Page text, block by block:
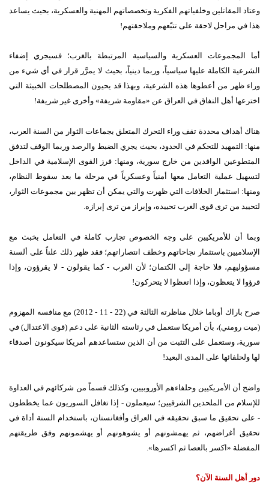
وعتاد المقاتلين وخلفياتهم الفكرية وتخصصاتهم المهنية والعسكرية، بحيث يساعد
هذا في مراحل لاحقة على تتبّعهم وملاحقتهم !
أما المجموعات العسكرية والسياسية المرتبطة بالغرب؛ فسيجري إضفاء
الشرعية الكاملة عليها سياسياً، وربما دينياً، بحيث لا يمرَّر قرار في أي شيء من
وراء ظهر من أعطوها هذه الشرعية، وبهذا قد يحيون المصطلحات الخبيثة التي
اخترعها أهل النفاق في العراق عن «مقاومة شريفة» وأخرى غير شريفة!
هناك أهداف محددة تقف وراء التحرك المتعلق بجماعات الثوار من السنة العرب،
منها: التمهيد للتحكم في الحدود، بحيث يجري الضبط والرصد وربما الوقف لتدفق
المتطوعين الوافدين من خارج سورية، ومنها: فرز القوى الإسلامية في الداخل
لتسهيل عملية التعامل معها أمنياً وعسكرياً في مرحلة ما بعد سقوط النظام،
ومنها: استثمار الخلافات التي ظهرت والتي يمكن أن تظهر بين مجموعات الثوار،
لتحييد من ترى قوى الغرب تحييده، وإبراز من ترى إبرازه.
وبما أن للأمريكيين على وجه الخصوص تجارب كاملة في التعامل بخبث مع
الإسلاميين باستثمار نجاحاتهم وخطف انتصاراتهم؛ فقد ظهر ذلك علناً على ألسنة
مسؤوليهم، فلا حاجة إلى الكتمان؛ لأن العرب -كما يقولون - لا يقرؤون، وإذا
قرؤوا لا يتعظون، وإذا اتعظوا لا يتحركون!
صرح باراك أوباما خلال مناظرته الثالثة في (22 - 11 - 2012)
مع منافسه المهزوم
(ميت رومني)، بأن أمريكا ستعمل في رئاسته الثانية على دعم (قوى الاعتدال) في
سورية، وستعمل على التثبت من أن الذين ستساعدهم أمريكا سيكونون أصدقاء
لها ولحلفائها على المدى البعيد!
واضح أن الأمريكيين وحلفاءهم الأوروبيين، وكذلك قسماً من شركائهم في العداوة
للإسلام من الملحدين الشرقيين؛ سيعملون - إذا تغافل السوريون عما يخططون
- على تحقيق ما سبق تحقيقه في العراق وأفغانستان، باستخدام السنة أداة في
تحقيق أغراضهم، ثم يهمشونهم أو يشوهونهم أو يهشمونهم وفق طريقتهم
المفضلة «اكسر بالعصا ثم اكسرها».
دور أهل السنة الآن؟